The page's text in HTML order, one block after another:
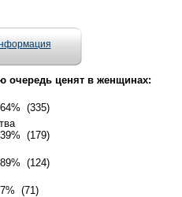
очередь ценят в женщинах:
(335)
(179)
(124)
(71)